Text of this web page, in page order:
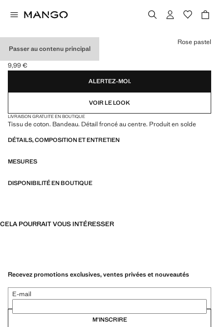
Passer au contenu principal
Prix actuel [9,99 € ]
9,99 €
Choisissez une couleur
Rose pastel
ALERTEZ-MOI.
VOIR LE LOOK
LIVRAISON GRATUITE EN BOUTIQUE
Tissu de coton. Bandeau. Détail froncé au centre. Produit en solde
DÉTAILS, COMPOSITION ET ENTRETIEN
MESURES
DISPONIBILITÉ EN BOUTIQUE
CELA POURRAIT VOUS INTÉRESSER
Recevez promotions exclusives, ventes privées et nouveautés
E-mail
M’INSCRIRE